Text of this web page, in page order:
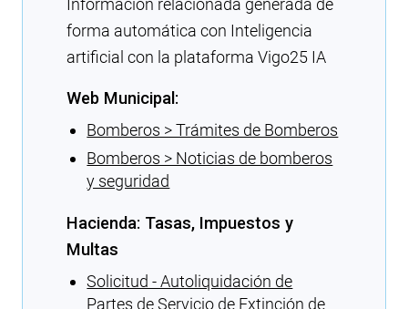
Información relacionada generada de
forma automática con Inteligencia
artificial con la plataforma Vigo25 IA
Web Municipal:
Bomberos > Trámites de Bomberos
Bomberos > Noticias de bomberos
y seguridad
Hacienda: Tasas, Impuestos y
Multas
Solicitud - Autoliquidación de
Partes de Servicio de Extinción de